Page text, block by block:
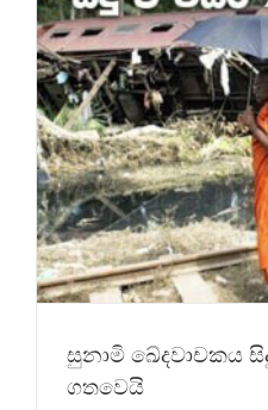
සුනාමි ඛේදවාචකය
ගතවෙයි